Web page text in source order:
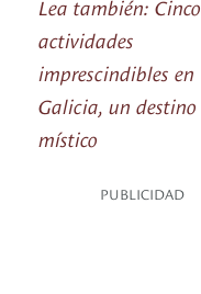
Lea también: Cinco
actividades
imprescindibles en
Galicia, un destino
místico
PUBLICIDAD